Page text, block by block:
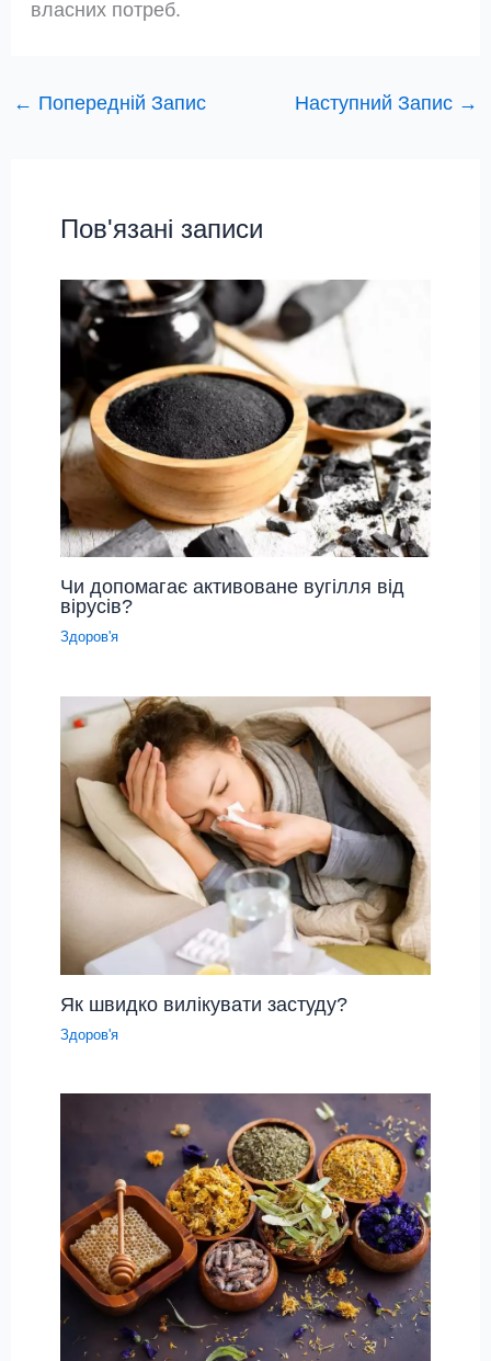
власних потреб.
← Попередній Запис Наступний Запис →
Пов'язані записи
Чи допомагає активоване вугілля від
вірусів?
Здоров'я
Як швидко вилікувати застуду?
Здоров'я